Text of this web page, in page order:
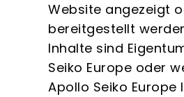
Website angezeigt
bereitgestellt
Inhalte sind
Seiko Europe oder
Apollo Seiko Europe